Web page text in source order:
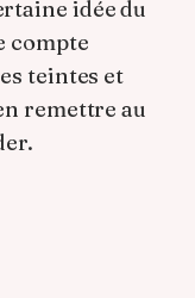
idée du
compte
teintes et
remettre au